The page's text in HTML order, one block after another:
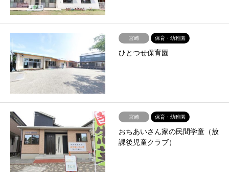
宮崎 保育・幼稚園
ひとつせ保育園
宮崎 保育・幼稚園
おちあいさん家の民間学童（放
課後児童クラブ）